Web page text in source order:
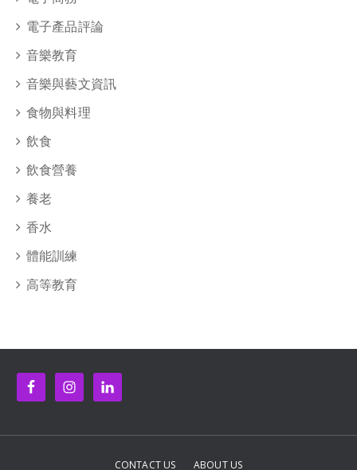
電子產品評論
音樂教育
音樂與藝文資訊
食物與料理
飲食
飲食營養
養老
香水
體能訓練
高等教育
CONTACT US ABOUT US